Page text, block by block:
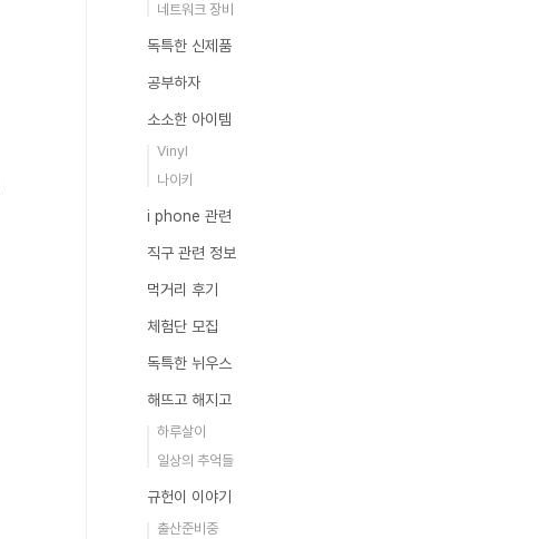
네트워크 장비
독특한 신제품
공부하자
소소한 아이템
Vinyl
나이키
i phone 관련
직구 관련 정보
먹거리 후기
체험단 모집
독특한 뉘우스
해뜨고 해지고
하루살이
일상의 추억들
규헌이 이야기
출산준비중